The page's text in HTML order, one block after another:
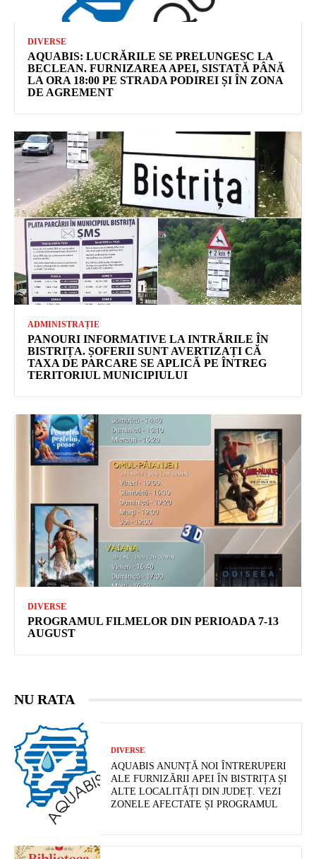
DIVERSE
AQUABIS: LUCRĂRILE SE PRELUNGESC LA
BECLEAN. FURNIZAREA APEI, SISTATĂ PÂNĂ
LA ORA 18:00 PE STRADA PODIREI ȘI ÎN ZONA
DE AGREMENT
ADMINISTRAȚIE
PANOURI INFORMATIVE LA INTRĂRILE ÎN
BISTRIȚA. ȘOFERII SUNT AVERTIZAȚI CĂ
TAXA DE PARCARE SE APLICĂ PE ÎNTREG
TERITORIUL MUNICIPIULUI
DIVERSE
PROGRAMUL FILMELOR DIN PERIOADA 7-13
AUGUST
NU RATA
DIVERSE
AQUABIS ANUNȚĂ NOI ÎNTRERUPERI
ALE FURNIZĂRII APEI ÎN BISTRIȚA ȘI
ALTE LOCALITĂȚI DIN JUDEȚ. VEZI
ZONELE AFECTATE ȘI PROGRAMUL